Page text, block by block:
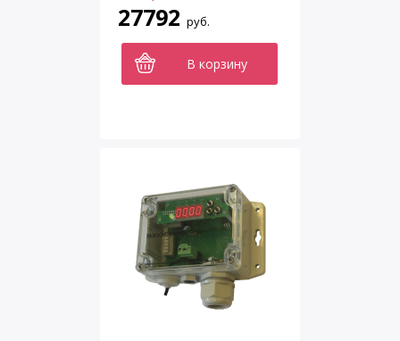
27792 руб.
В корзину